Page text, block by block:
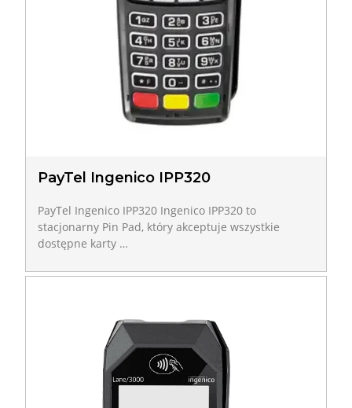
PayTel Ingenico IPP320
PayTel Ingenico IPP320 Ingenico IPP320 to
stacjonarny Pin Pad, który akceptuje wszystkie
dostępne karty …